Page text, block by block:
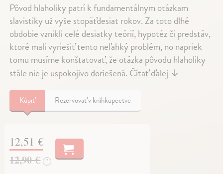
Pôvod hlaholiky patrí k fundamentálnym otázkam
slavistiky už vyše stopäťdesiat rokov. Za toto dlhé
obdobie vznikli celé desiatky teórií, hypotéz či predstáv,
ktoré mali vyriešiť tento neľahký problém, no napriek
tomu musíme konštatovať, že otázka pôvodu hlaholiky
stále nie je uspokojivo doriešená.Čítať ďalej↓
Kúpiť Rezervovať v kníhkupectve
12,51 €
12,90 € ?